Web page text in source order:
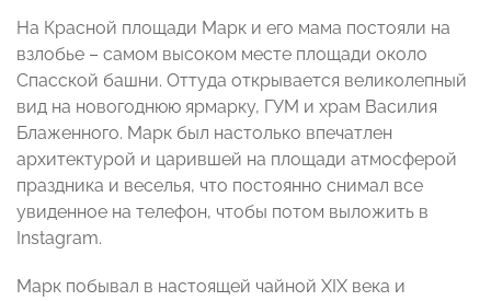
На Красной площади Марк и его мама постояли на
взлобье – самом высоком месте площади около
Спасской башни. Оттуда открывается великолепный
вид на новогоднюю ярмарку, ГУМ и храм Василия
Блаженного. Марк был настолько впечатлен
архитектурой и царившей на площади атмосферой
праздника и веселья, что постоянно снимал все
увиденное на телефон, чтобы потом выложить в
Instagram.
Марк побывал в настоящей чайной XIX века и